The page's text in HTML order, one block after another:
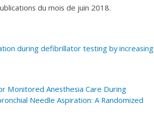
du mois de juin 2018.
during defibrillator testing by increasing
Monitored Anesthesia Care During
Needle Aspiration: A Randomized